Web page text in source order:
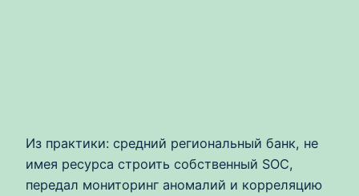
Из практики: средний региональный банк, не
имея ресурса строить собственный SOC,
передал мониторинг аномалий и корреляцию